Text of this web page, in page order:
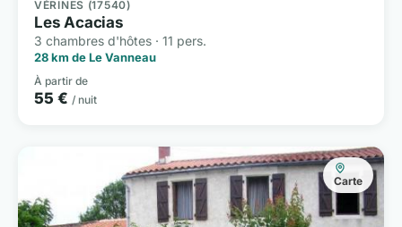
VÉRINES (17540)
Les Acacias
3 chambres d'hôtes · 11 pers.
28 km de Le Vanneau
À partir de
55 € / nuit
Carte